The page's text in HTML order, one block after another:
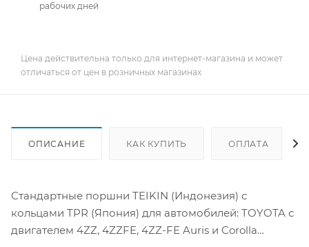
рабочих дней
Цена действительна только для интернет-магазина и может
отличаться от цен в розничных магазинах
ОПИСАНИЕ КАК КУПИТЬ ОПЛАТА
Стандартные поршни TEIKIN (Индонезия) с
кольцами TPR (Япония) для автомобилей: TOYOTA с
двигателем 4ZZ, 4ZZFE, 4ZZ-FE Auris и Corolla